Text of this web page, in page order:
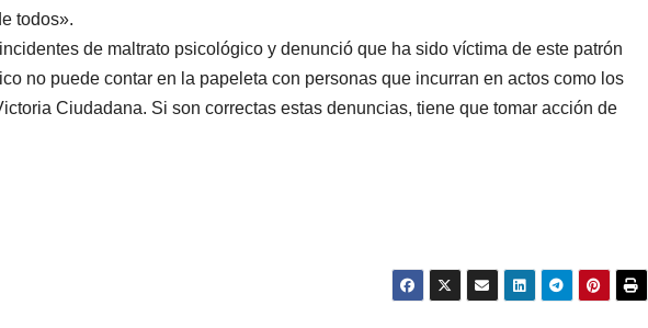
todos».
de maltrato psicológico y denunció que ha sido víctima de este patrón
no puede contar en la papeleta con personas que incurran en actos como los
Ciudadana. Si son correctas estas denuncias, tiene que tomar acción de